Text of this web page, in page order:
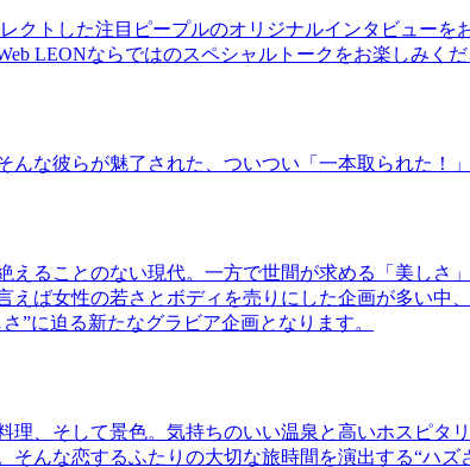
クトした注目ピープルのオリジナルインタビューを
LEONならではのスペシャルトークをお楽しみくだ
な彼らが魅了された、ついつい「一本取られた！
えることのない現代。一方で世間が求める「美し
ば女性の若さとボディを売りにした企画が多い中
”に迫る新たなグラビア企画となります。
、そして景色。気持ちのいい温泉と高いホスピタ
んな恋するふたりの大切な旅時間を演出する“ハ